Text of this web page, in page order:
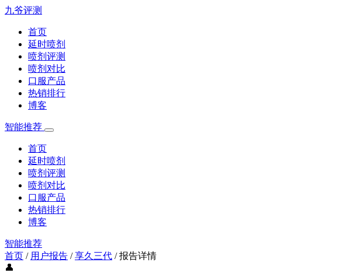
九爷评测
首页
延时喷剂
喷剂评测
喷剂对比
口服产品
热销排行
博客
智能推荐
首页
延时喷剂
喷剂评测
喷剂对比
口服产品
热销排行
博客
智能推荐
首页 / 用户报告 /享久三代 /报告详情
👤